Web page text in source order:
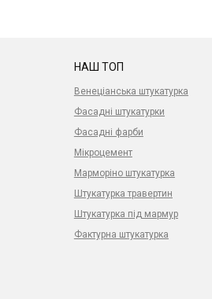
НАШ ТОП
Венеціанська штукатурка
Фасадні штукатурки
Фасадні фарби
Мікроцемент
Марморіно штукатурка
Штукатурка травертин
Штукатурка під мармур
Фактурна штукатурка